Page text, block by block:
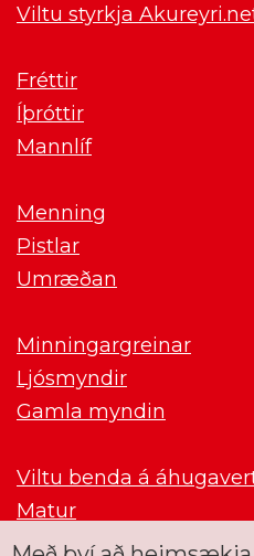
Viltu styrkja
Fréttir
Íþróttir
Mannlíf
Menning
Pistlar
Umræðan
Minningargreinar
Ljósmyndir
Gamla myndin
Viltu benda á
Matur